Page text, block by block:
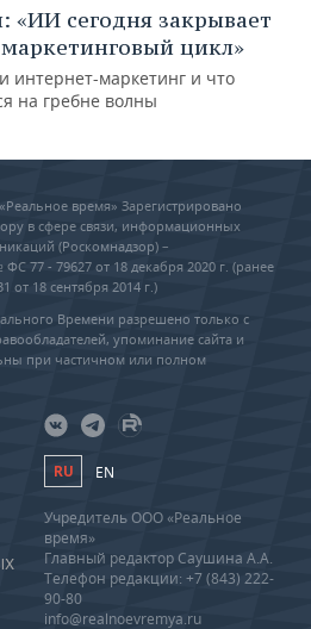
«ИИ сегодня закрывает
цикл»
интернет-маркетинг и что
на гребне волны
время» Зарегистрировано
в сфере связи, информационных
(Роскомнадзор) –
77 - 79627 от 18 декабря 2020 г. (ранее
от 18 сентября 2014 г.)
Времени разрешено только с
упоминание сайта и
при частичном или полном
RU EN
Учредитель ООО «Реальное
время»
Главный редактор Саушина А.А.
Телефон редакции: +7 (843) 222-
90-80
info@realnoevremya.ru